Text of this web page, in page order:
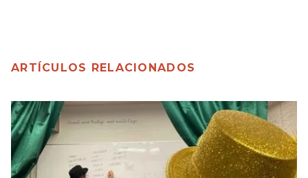
ARTÍCULOS RELACIONADOS